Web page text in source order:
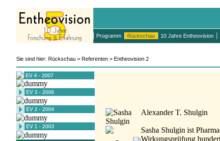
Programm Rückschau 10 Jahre Entheovision
Sie sind hier: Rückschau > Referenten > Entheovision 2
EV 4 - 2007
EV 3 - 2006
EV 2 - 2004
EV 1 - 2003
Alexander T. Shulgin
Sasha Shulgin ist
Wirkungsprüfung